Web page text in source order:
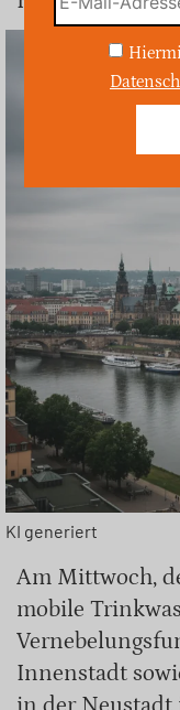
KI generiert
Am Mittwoch,
mobile
Innenstadt